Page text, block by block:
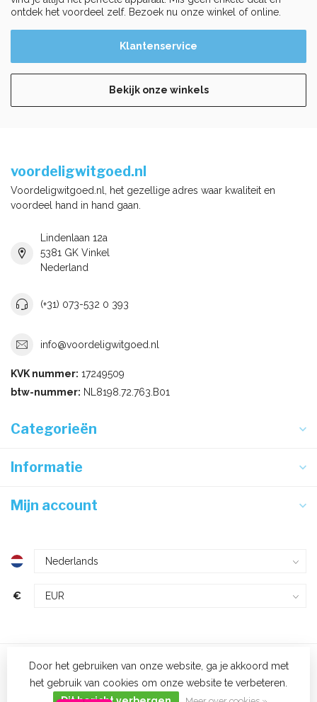
ontdek het voordeel zelf. Bezoek nu onze winkel of online.
Klantenservice
Bekijk onze winkels
voordeligwitgoed.nl
Voordeligwitgoed.nl, het gezellige adres waar kwaliteit en
voordeel hand in hand gaan.
Lindenlaan 12a
5381 GK Vinkel
Nederland
(+31) 073-532 0 393
info@voordeligwitgoed.nl
KVK nummer: 17249509
btw-nummer: NL8198.72.763.B01
Categorieën
Informatie
Mijn account
€
© Voordeligwitgoed.nl - 2023
Door het gebruiken van onze website, ga je akkoord met
het gebruik van cookies om onze website te verbeteren.